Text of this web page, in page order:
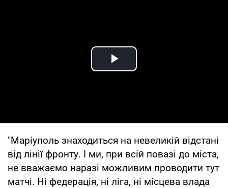
Play Video
"Маріуполь знаходиться на невеликій відстані
від лінії фронту. І ми, при всій повазі до міста,
не вважаємо наразі можливим проводити тут
матчі. Ні федерація, ні ліга, ні місцева влада